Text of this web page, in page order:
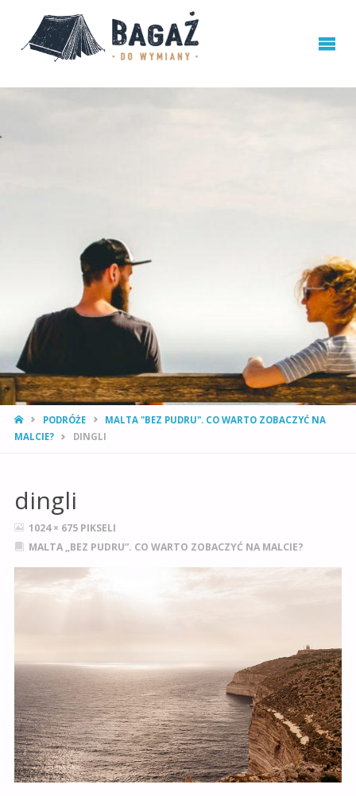
STRONA
GŁÓWNA
PODRÓŻE
MALTA "BEZ PUDRU". CO WARTO ZOBACZYĆ NA
MALCIE?
DINGLI
dingli
PEŁNY
ROZMIAR
1024 × 675 PIKSELI
MALTA „BEZ PUDRU”. CO WARTO ZOBACZYĆ NA MALCIE?